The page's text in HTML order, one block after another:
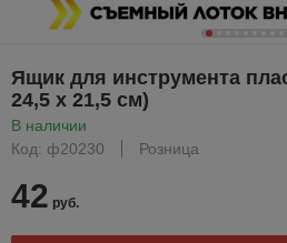
Ящик для инструмента
24,5 х 21,5 см)
В наличии
Код: ф20230
Розница
42 руб.